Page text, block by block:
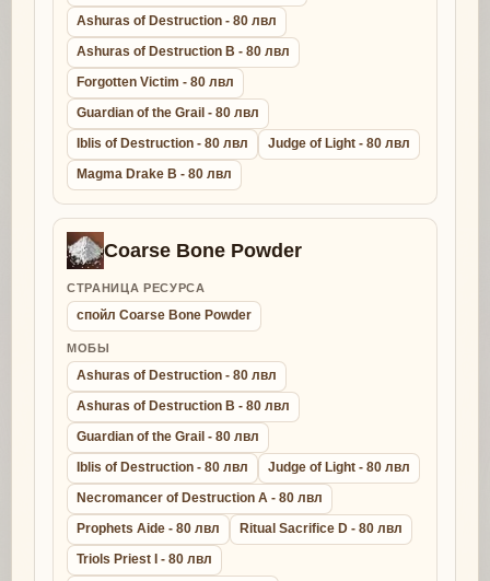
Ashuras of Destruction - 80 лвл
Ashuras of Destruction B - 80 лвл
Forgotten Victim - 80 лвл
Guardian of the Grail - 80 лвл
Iblis of Destruction - 80 лвл
Judge of Light - 80 лвл
Magma Drake B - 80 лвл
Coarse Bone Powder
СТРАНИЦА РЕСУРСА
спойл Coarse Bone Powder
МОБЫ
Ashuras of Destruction - 80 лвл
Ashuras of Destruction B - 80 лвл
Guardian of the Grail - 80 лвл
Iblis of Destruction - 80 лвл
Judge of Light - 80 лвл
Necromancer of Destruction A - 80 лвл
Prophets Aide - 80 лвл
Ritual Sacrifice D - 80 лвл
Triols Priest I - 80 лвл